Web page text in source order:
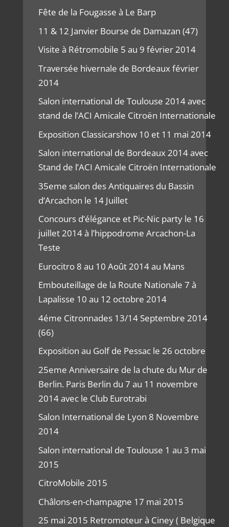
Fête de la Fougasse à Le Barp
11 & 12 Janvier Bourse de Damazan (47)
Visite à Rétromobile 5 au 9 février 2014
Traversée hivernale de Bordeaux février
2014
Salon international de Toulouse 2014 avec
stand de l’ACI Amicale Citroën Internationale
Exposition Classicarshow 10 et 11 mai 2014
Salon international de Bordeaux 2014 avec
Stand de l’ACI Amicale Citroën Internationale
35eme salon des Antiquaires du Bassin
d’Arcachon le 14 Juillet
Concours d’élégance et Pic-Nic party le 16
juillet 2014 à l’hippodrome Arcachon-La
Teste
Eurocitro 8 au 10 Août 2014 au Mans
Embouteillage de la Route Nationale 7 à
Lapalisse 10 au 12 octobre 2014
4éme Citronnades 13/14 Septembre 2014
(66)
Exposition au Golf de Pessac le 26 octobre
25eme Anniversaire de la chute du Mur de
Berlin. Paris Berlin du 7 au 11 novembre
2014 avec le Club Eurotrabi
Salon International de Lyon 8 Novembre
2014
Salon international de Toulouse 1 au 3 mai
2015
CitroMobile 2015
Châlons-en-champagne 17 mai 2015
25 mai 2015 Retromoteur à Ciney ( Belgique